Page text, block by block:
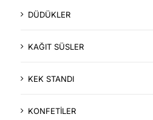
DÜDÜKLER
KAĞIT SÜSLER
KEK STANDI
KONFETİLER